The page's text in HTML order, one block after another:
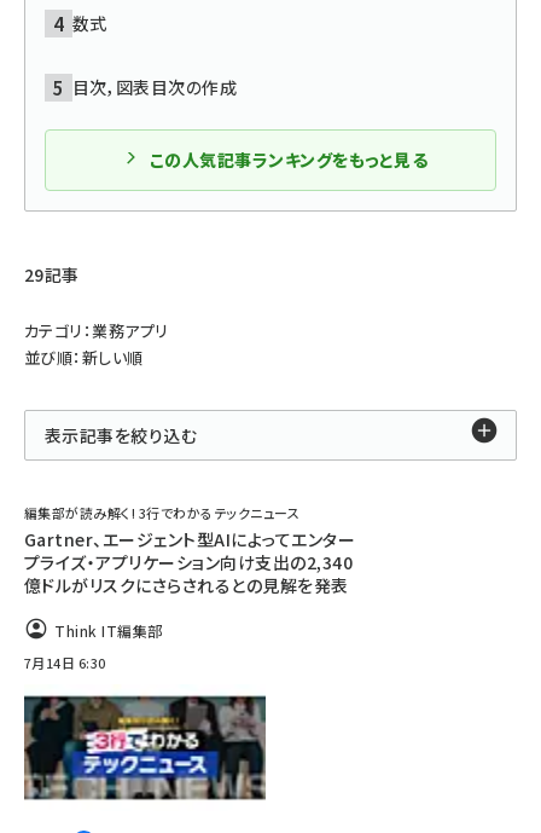
数式
目次，図表目次の作成
この人気記事ランキングをもっと見る
29記事
カテゴリ：業務アプリ
並び順：新しい順
表示記事を絞り込む
編集部が読み解く! 3行でわかるテックニュース
Gartner、エージェント型AIによってエンター
プライズ・アプリケーション向け支出の2,340
億ドルがリスクにさらされるとの見解を発表
Think IT編集部
7月14日 6:30